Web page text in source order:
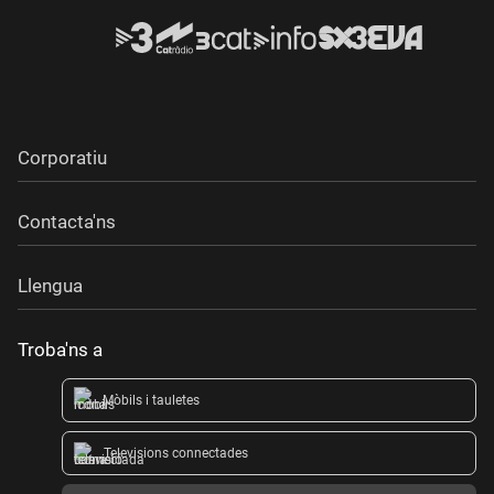
Corporatiu
Contacta'ns
Llengua
Troba'ns a
Mòbils i tauletes
Televisions connectades